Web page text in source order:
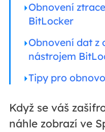
Obnovení
BitLocker
Obnovení dat z
nástrojem
Tipy pro
Když se váš
náhle zobrazí ve